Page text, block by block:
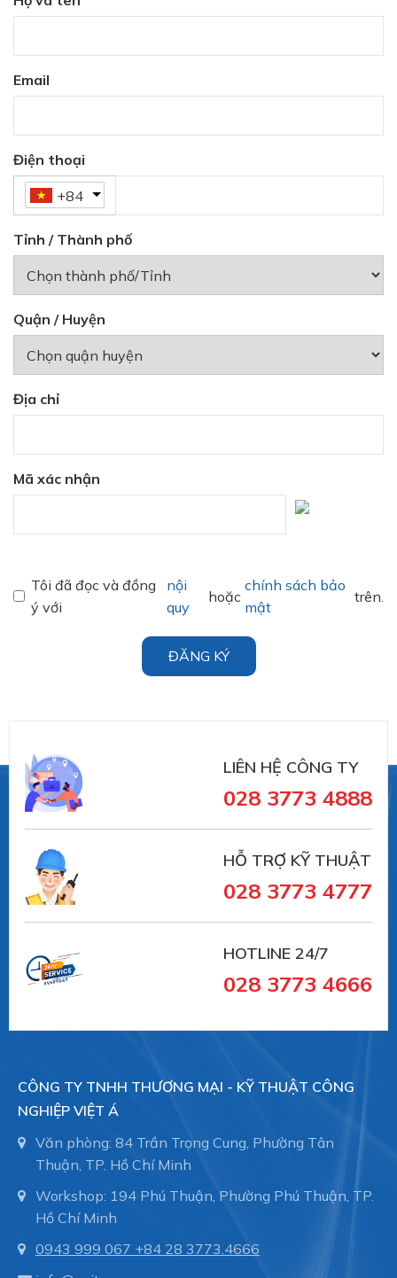
Email
Điện thoại
+84
Tỉnh / Thành phố
Quận / Huyện
Địa chỉ
Mã xác nhận
Tôi đã đọc và đồng
ý với
nội
quy
hoặc
chính sách bảo
mật
trên.
ĐĂNG KÝ
LIÊN HỆ CÔNG TY
028 3773 4888
HỖ TRỢ KỸ THUẬT
028 3773 4777
HOTLINE 24/7
028 3773 4666
CÔNG TY TNHH THƯƠNG MẠI - KỸ THUẬT CÔNG
NGHIỆP VIỆT Á
Văn phòng: 84 Trần Trọng Cung, Phường Tân
Thuận, TP. Hồ Chí Minh
Workshop: 194 Phú Thuận, Phường Phú Thuận, TP.
Hồ Chí Minh
0943 999 067 +84 28 3773.4666